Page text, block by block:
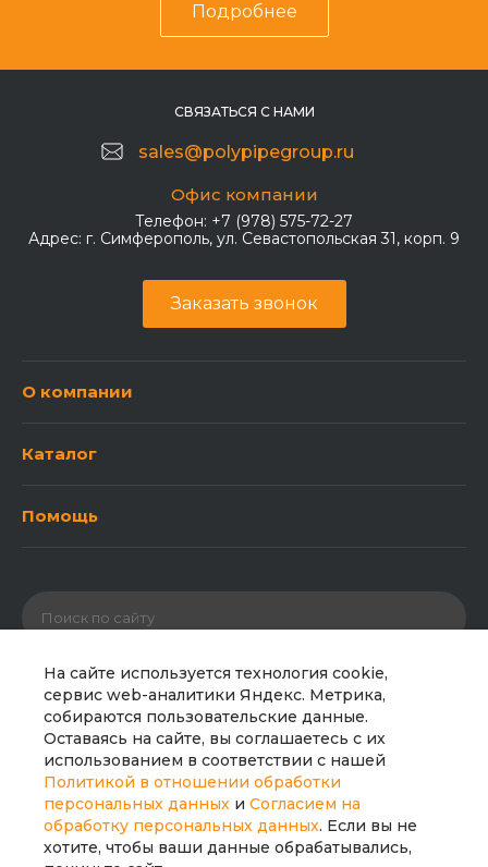
На сайте используется технология cookie,
сервис web-аналитики Яндекс. Метрика,
собираются пользовательские данные.
Оставаясь на сайте, вы соглашаетесь с их
использованием в соответствии с нашей
Политикой в отношении обработки
персональных данных и Согласием на
обработку персональных данных. Если вы не
хотите, чтобы ваши данные обрабатывались,
Подробнее
СВЯЗАТЬСЯ С НАМИ
sales@polypipegroup.ru
Офис компании
Телефон: +7 (978) 575-72-27
Адрес: г. Симферополь, ул. Севастопольская 31, корп. 9
Заказать звонок
О компании
Каталог
Помощь
© 2026 ООО «Полипайпгрупп». Все права защищены.
Сайт носит исключительно информационный характер
и не является публичной офертой. Все материалы
сайта являются интеллектуальной собственностью
компании.